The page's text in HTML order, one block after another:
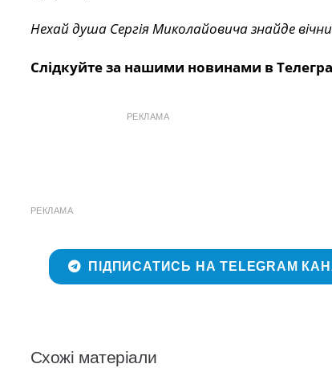
Нехай душа Сергія Миколайовича знайде
Слідкуйте за нашими новинами в
РЕКЛАМА
РЕКЛАМА
ПІДПИСАТИСЬ НА TELEGRAM
Схожі матеріали